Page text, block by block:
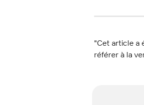
"Cet article a
référer à la